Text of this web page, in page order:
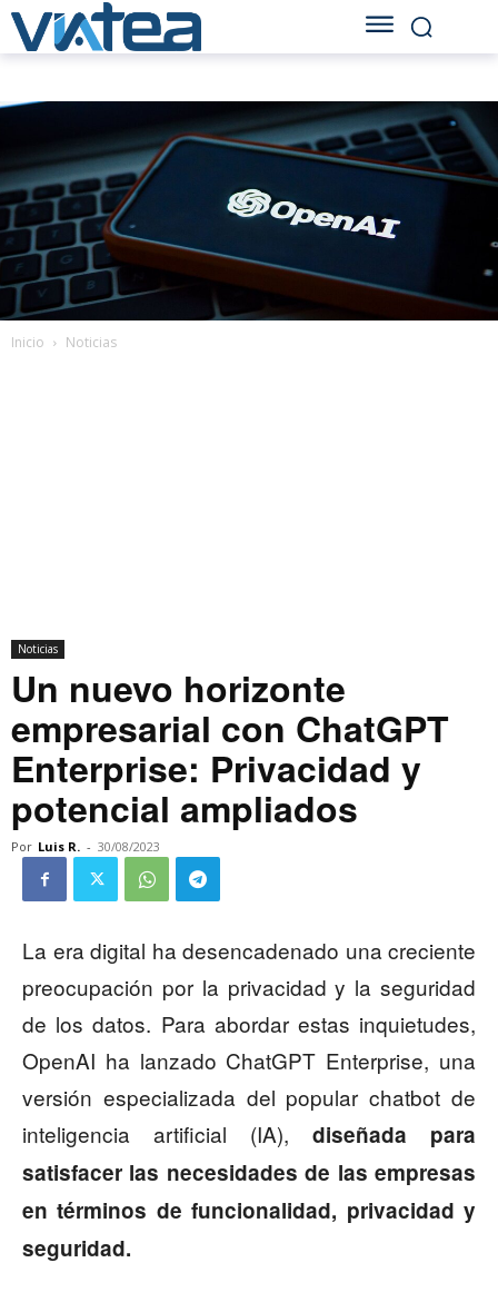
Inicio Noticias
Noticias
Un nuevo horizonte
empresarial con ChatGPT
Enterprise: Privacidad y
potencial ampliados
Por Luis R. - 30/08/2023
La era digital ha desencadenado una creciente
preocupación por la privacidad y la seguridad
de los datos. Para abordar estas inquietudes,
OpenAI ha lanzado ChatGPT Enterprise, una
versión especializada del popular chatbot de
inteligencia artificial (IA), diseñada para
satisfacer las necesidades de las empresas
en términos de funcionalidad, privacidad y
seguridad.